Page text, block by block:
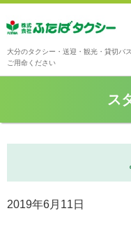
大分のタクシー・送迎・観光・貸切バ
ご用命ください
ス
2019年6月11日